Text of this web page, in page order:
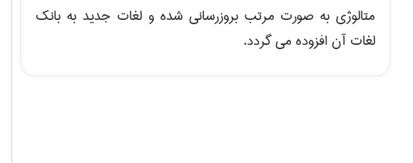
متالوژی به صورت مرتب بروزرسانی شده و لغات جدید به بانک
لغات آن افزوده می گردد.